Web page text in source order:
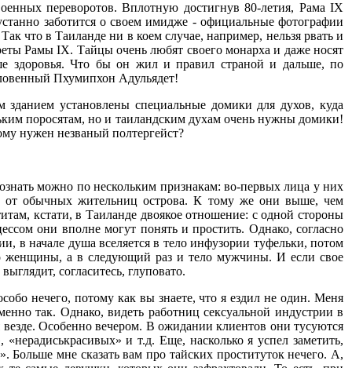
переворотов. Вплотную достигнув 80-летия, Рама IX
заботится о своем имидже - официальные фотографии
что в Таиланде ни в коем случае, например, нельзя рвать и
Рамы IX. Тайцы очень любят своего монарха и даже носят
здоровья. Что бы он жил и правил страной и дальше, по
Пхумипхон Адульядет!
установлены специальные домики для духов, куда
поросятам, но и таиландским духам очень нужны домики!
нужен незваный полтергейст?
можно по нескольким признакам: во-первых лица у них
от обычных жительниц острова. К тому же они выше, чем
кстати, в Таиланде двоякое отношение: с одной стороны
они вполне могут понять и простить. Однако, согласно
в начале душа вселяется в тело инфузории туфельки, потом
женщины, а в следующий раз и тело мужчины. И если свое
согласитесь, глуповато.
нечего, потому как вы знаете, что я ездил не один. Меня
так. Однако, видеть работниц сексуальной индустрии в
Особенно вечером. В ожидании клиентов они тусуются
и т.д. Еще, насколько я успел заметить,
Больше мне сказать вам про тайских проституток нечего. А,